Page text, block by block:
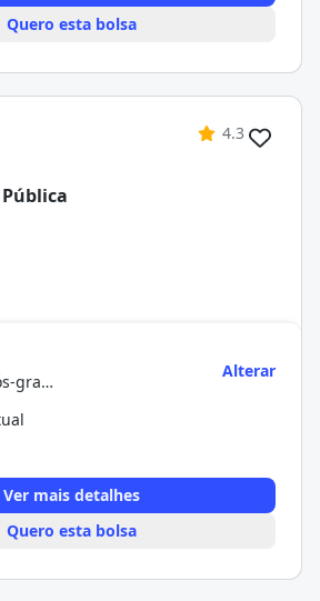
Quero esta bolsa
4.3
Especialização (pós-graduação)
Alterar
Ver mais detalhes
Quero esta bolsa